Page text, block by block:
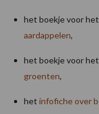
het boekje voor het
aardappelen,
het boekje voor het
groenten,
het infofiche over